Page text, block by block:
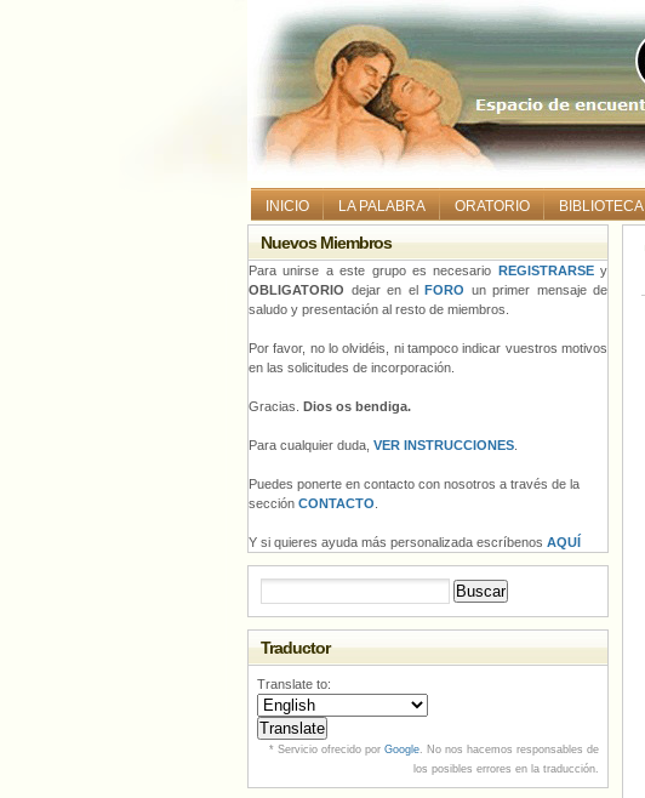
INICIO LA PALABRA ORATORIO BIBLIOTECA
Nuevos Miembros
Para unirse a este grupo es necesario REGISTRARSEy
OBLIGATORIO dejar en el FORO un primer mensaje de
saludo y presentación al resto de miembros.
Por favor, no lo olvidéis, ni tampoco indicar vuestros motivos
en las solicitudes de incorporación.
Gracias. Dios os bendiga.
Para cualquier duda, VER INSTRUCCIONES
Puedes ponerte en contacto con nosotros a través de la
sección CONTACTO
Y si quieres ayuda más personalizada escríbenos AQUÍ
Traductor
Translate to:
* Servicio ofrecido por Google. No nos hacemos responsables de
los posibles errores en la traducción.